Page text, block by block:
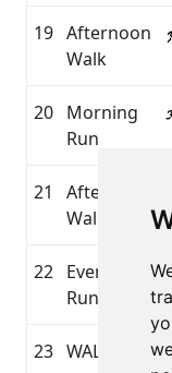
19 Afternoon
Walk
20 Morning
Run
21
Afternoon
Walk
22 Evening
Run
23 WALKING